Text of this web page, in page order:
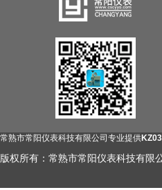
常熟市常阳仪表科技有限公司专业提供
版权所有：常熟市常阳仪表科技有限